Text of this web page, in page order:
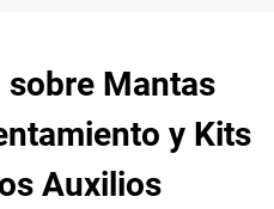
sobre Mantas
y Kits
Auxilios